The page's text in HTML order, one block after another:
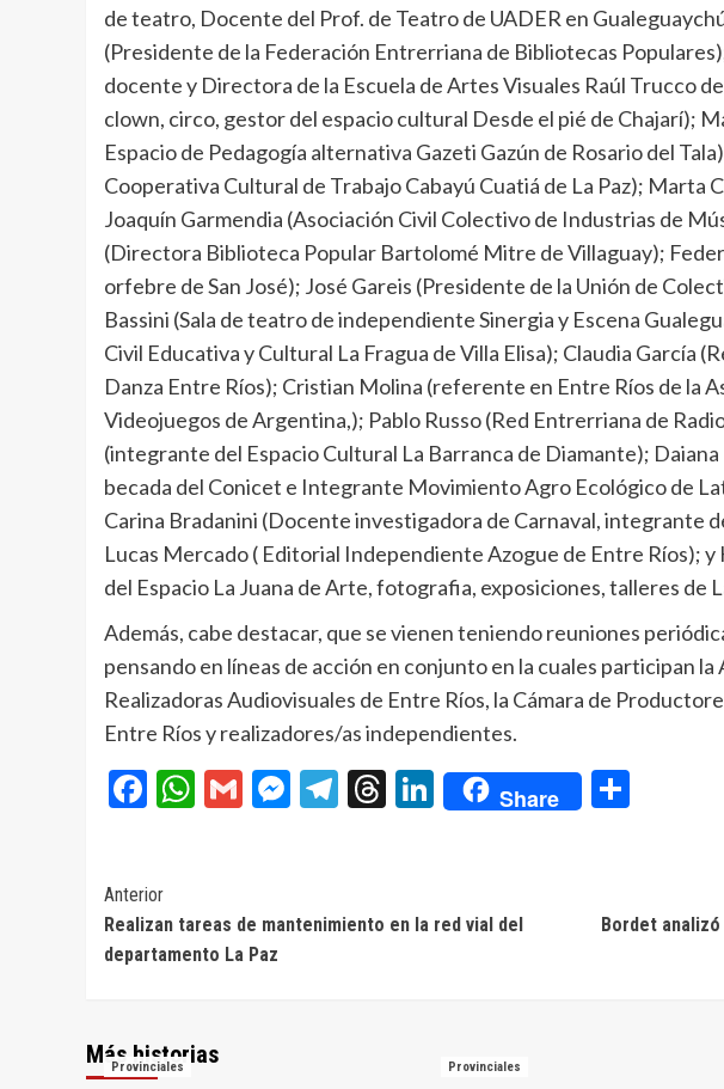
de teatro, Docente del Prof. de Teatro de UADER en
(Presidente de la Federación Entrerriana de Bibliotecas
docente y Directora de la Escuela de Artes Visuales Raúl Trucco
clown, circo, gestor del espacio cultural Desde el pié de Chajarí);
Espacio de Pedagogía alternativa Gazeti Gazún de Rosario del
Cooperativa Cultural de Trabajo Cabayú Cuatiá de La Paz); Marta
Joaquín Garmendia (Asociación Civil Colectivo de Industrias de
(Directora Biblioteca Popular Bartolomé Mitre de Villaguay);
orfebre de San José); José Gareis (Presidente de la Unión de
Bassini (Sala de teatro de independiente Sinergia y Escena
Civil Educativa y Cultural La Fragua de Villa Elisa); Claudia García
Danza Entre Ríos); Cristian Molina (referente en Entre Ríos de la
Videojuegos de Argentina,); Pablo Russo (Red Entrerriana de
(integrante del Espacio Cultural La Barranca de Diamante);
becada del Conicet e Integrante Movimiento Agro Ecológico de
Carina Bradanini (Docente investigadora de Carnaval, integrante
Lucas Mercado ( Editorial Independiente Azogue de Entre Ríos);
del Espacio La Juana de Arte, fotografia, exposiciones, talleres de
Además, cabe destacar, que se vienen teniendo reuniones
pensando en líneas de acción en conjunto en la cuales participan
Realizadoras Audiovisuales de Entre Ríos, la Cámara de
Entre Ríos y realizadores/as independientes.
Facebook
WhatsApp
GmailMessenger
Telegram
Threads
LinkedIn
Share
Navegación
de
entradas
Anterior
Realizan tareas de mantenimiento en la red vial del
departamento La Paz
Bordet
Más historias
Provinciales Provinciales